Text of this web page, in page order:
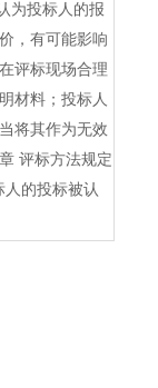
为投标人的报
，有可能影响
评标现场合理
材料；投标人
将其作为无效
评标方法规定
的投标被认